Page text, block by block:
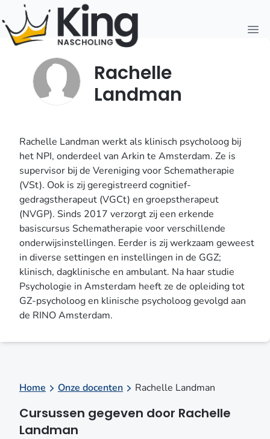
Rachelle
Landman
Rachelle Landman werkt als klinisch psycholoog bij
het NPI, onderdeel van Arkin te Amsterdam. Ze is
supervisor bij de Vereniging voor Schematherapie
(VSt). Ook is zij geregistreerd cognitief-
gedragstherapeut (VGCt) en groepstherapeut
(NVGP). Sinds 2017 verzorgt zij een erkende
basiscursus Schematherapie voor verschillende
onderwijsinstellingen. Eerder is zij werkzaam geweest
in diverse settingen en instellingen in de GGZ;
klinisch, dagklinische en ambulant. Na haar studie
Psychologie in Amsterdam heeft ze de opleiding tot
GZ-psycholoog en klinische psycholoog gevolgd aan
de RINO Amsterdam.
Home Onze docenten Rachelle Landman
Cursussen gegeven door Rachelle
Landman